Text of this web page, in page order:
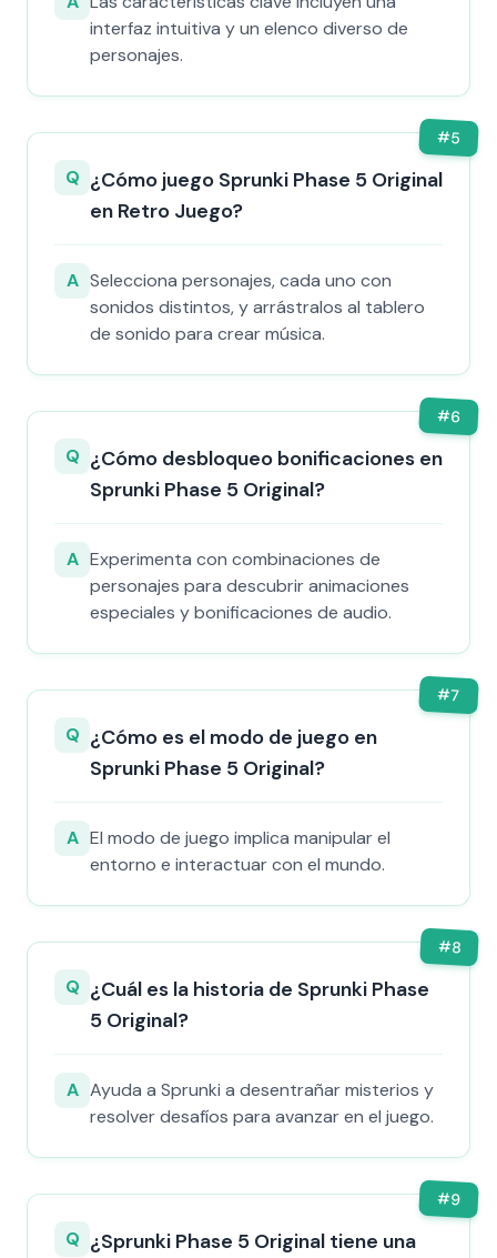
interfaz intuitiva y un elenco diverso de
personajes.
#5
Q ¿Cómo juego Sprunki Phase 5 Original
en Retro Juego?
A Selecciona personajes, cada uno con
sonidos distintos, y arrástralos al tablero
de sonido para crear música.
#6
Q ¿Cómo desbloqueo bonificaciones en
Sprunki Phase 5 Original?
A Experimenta con combinaciones de
personajes para descubrir animaciones
especiales y bonificaciones de audio.
#7
Q ¿Cómo es el modo de juego en
Sprunki Phase 5 Original?
A El modo de juego implica manipular el
entorno e interactuar con el mundo.
#8
Q ¿Cuál es la historia de Sprunki Phase
5 Original?
A Ayuda a Sprunki a desentrañar misterios y
resolver desafíos para avanzar en el juego.
#9
Q ¿Sprunki Phase 5 Original tiene una